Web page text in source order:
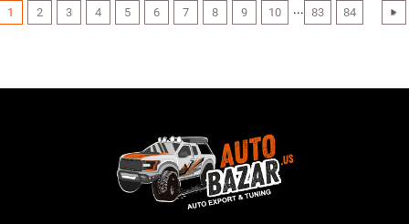
1 2 3 4 5 6 7 8 9 10 ... 83 84 ›